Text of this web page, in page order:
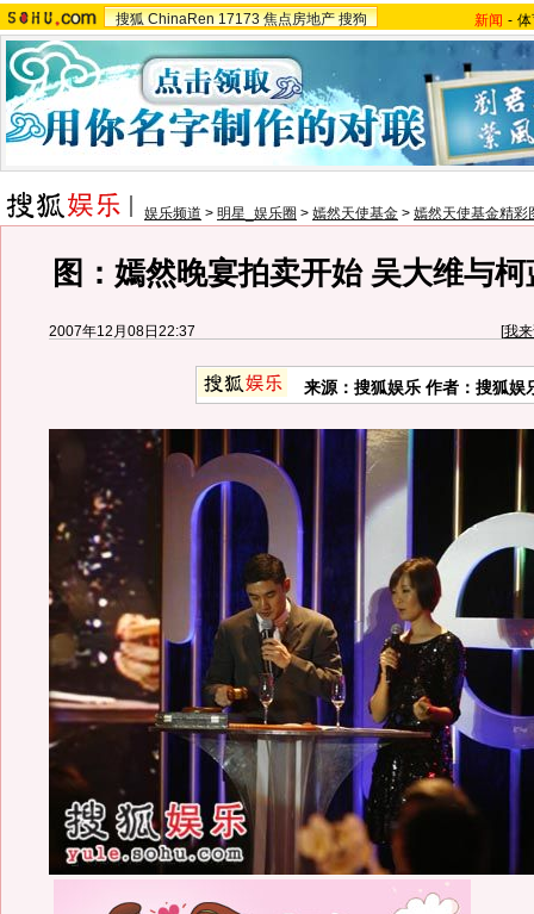
搜狐 ChinaRen 17173 焦点房地产 搜狗 新闻 -
娱乐频道 > 明星_娱乐圈 > 嫣然天使基金 > 嫣然天使基金精彩
图：嫣然晚宴拍卖开始 吴大维与
2007年12月08日22:37 [我
来源：搜狐娱乐 作者：搜狐娱